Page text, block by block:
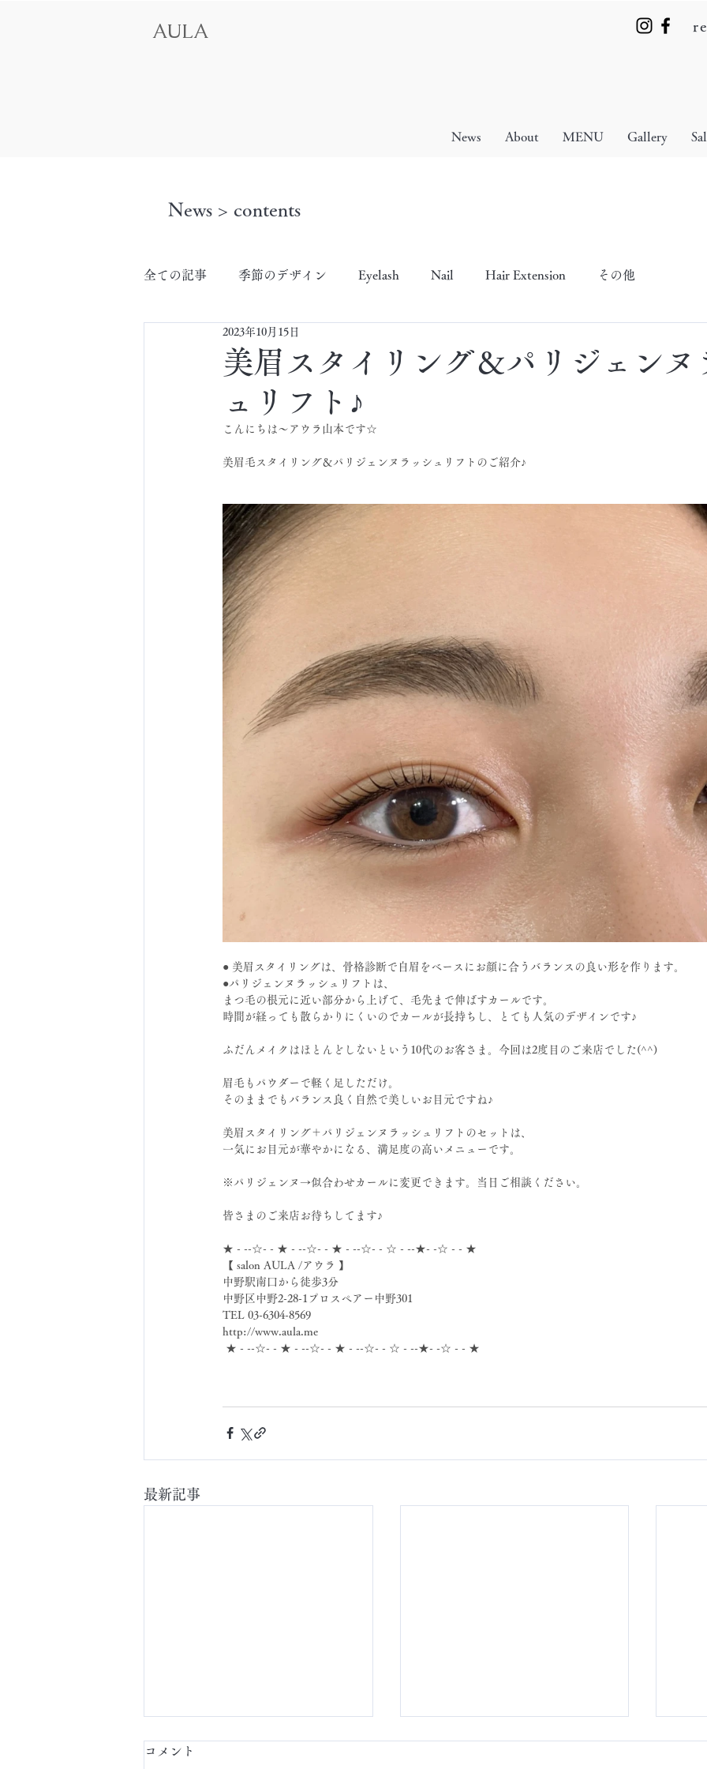
AULA
News About MENU Gallery
News > contents
全ての記事 季節のデザイン Eyelash Nail Hair Extension その他
美眉スタイリング＆パリジェンヌ
ュリフト♪
2023年10月15日
こんにちは～アウラ山本です☆
美眉毛スタイリング＆パリジェンヌラッシュリフトのご紹介♪
● 美眉スタイリングは、骨格診断で自眉をベースにお顔に合うバランスの良い形を作ります。
●パリジェンヌラッシュリフトは、
まつ毛の根元に近い部分から上げて、毛先まで伸ばすカールです。
時間が経っても散らかりにくいのでカールが長持ちし、とても人気のデザインです♪
ふだんメイクはほとんどしないという10代のお客さま。今回は2度目のご来店でした(^^)
眉毛もパウダーで軽く足しただけ。
そのままでもバランス良く自然で美しいお目元ですね♪
美眉スタイリング＋パリジェンヌラッシュリフトのセットは、
一気にお目元が華やかになる、満足度の高いメニューです。
※パリジェンヌ→似合わせカールに変更できます。当日ご相談ください。
皆さまのご来店お待ちしてます♪
★ - --☆- - ★ - --☆- - ★ - --☆- - ☆ - --★- -☆ - - ★
【 salon AULA /アウラ 】
中野駅南口から徒歩3分
中野区中野2-28-1プロスペアー中野301
TEL 03-6304-8569
http://www.aula.me
★ - --☆- - ★ - --☆- - ★ - --☆- - ☆ - --★- -☆ - - ★
最新記事
コメント